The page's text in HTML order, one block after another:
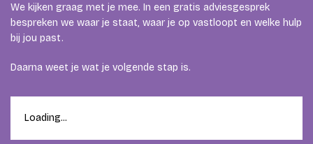
We kijken graag met je mee. In een gratis adviesgesprek
bespreken we waar je staat, waar je op vastloopt en welke hulp
bij jou past.
Daarna weet je wat je volgende stap is.
Loading...